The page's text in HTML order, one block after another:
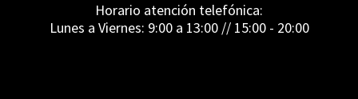
Horario atención telefónica:
Lunes a Viernes: 9:00 a 13:00 // 15:00 - 20:00